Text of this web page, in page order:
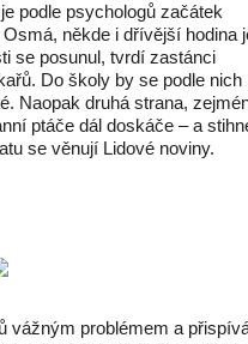
podle psychologů začátek
někde i dřívější hodina
se posunul, tvrdí zastánci
Do školy by se podle nich
Naopak druhá strana,
ptáče dál doskáče – a
se věnují Lidové noviny.
vážným problémem a